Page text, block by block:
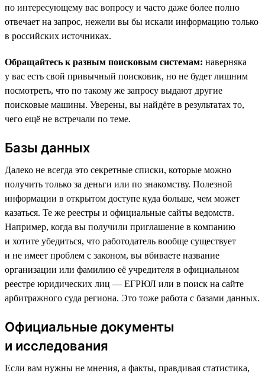
по интересующему вас вопросу и часто даже более полно
отвечает на запрос, нежели вы бы искали информацию только
в российских источниках.
Обращайтесь к разным поисковым системам: наверняка
у вас есть свой привычный поисковик, но не будет лишним
посмотреть, что по такому же запросу выдают другие
поисковые машины. Уверены, вы найдёте в результатах то,
чего ещё не встречали по теме.
Базы данных
Далеко не всегда это секретные списки, которые можно
получить только за деньги или по знакомству. Полезной
информации в открытом доступе куда больше, чем может
казаться. Те же реестры и официальные сайты ведомств.
Например, когда вы получили приглашение в компанию
и хотите убедиться, что работодатель вообще существует
и не имеет проблем с законом, вы вбиваете название
организации или фамилию её учредителя в официальном
реестре юридических лиц — ЕГРЮЛ или в поиск на сайте
арбитражного суда региона. Это тоже работа с базами данных.
Официальные документы
и исследования
Если вам нужны не мнения, а факты, правдивая статистика,